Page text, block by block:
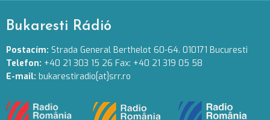
Bukaresti Rádió
Postacím: Strada General Berthelot 60-64. 010171 Bucuresti
Telefon: +40 21 303 15 26 Fax: +40 21 319 05 58
E-mail: bukarestiradio[at]srr.ro